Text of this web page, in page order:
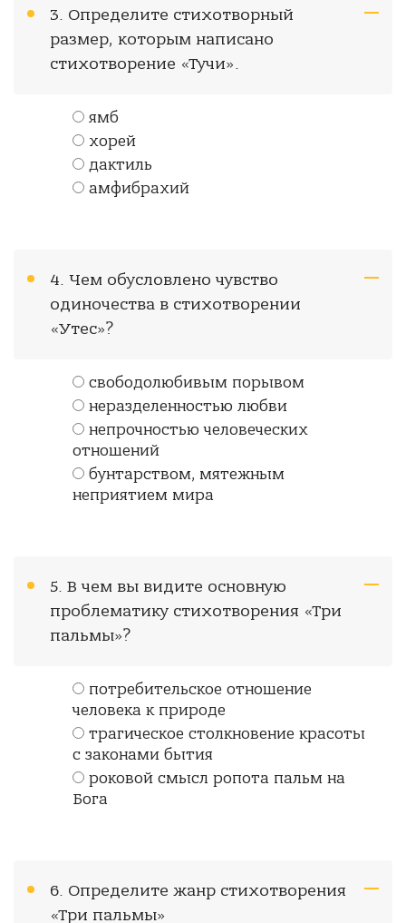
3. Определите стихотворный
размер, которым написано
стихотворение «Тучи».
ямб
хорей
дактиль
амфибрахий
4. Чем обусловлено чувство
одиночества в стихотворении
«Утес»?
свободолюбивым порывом
неразделенностью любви
непрочностью человеческих
отношений
бунтарством, мятежным
неприятием мира
5. В чем вы видите основную
проблематику стихотворения «Три
пальмы»?
потребительское отношение
человека к природе
трагическое столкновение красоты
с законами бытия
роковой смысл ропота пальм на
Бога
6. Определите жанр стихотворения
«Три пальмы»